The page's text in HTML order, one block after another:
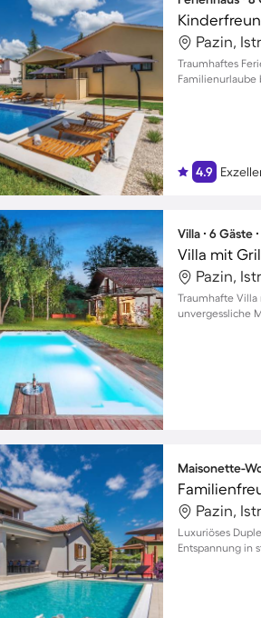
Pazin,
Traumhaftes
Familienurlaube
4.9
Villa ∙ 6 Gäste
Villa mit
Pazin,
Traumhafte
unvergessliche
Maisonette-
Pazin,
Luxuriöses
Entspannung in